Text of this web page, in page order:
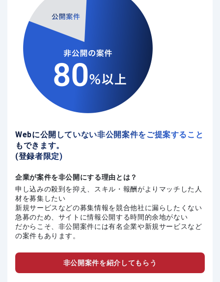
Webに公開していない非公開案件をご提案すること
もできます。
(登録者限定)
企業が案件を非公開にする理由とは？
申し込みの殺到を抑え、スキル・報酬がよりマッチした人
材を募集したい
新規サービスなどの募集情報を競合他社に漏らしたくない
急募のため、サイトに情報公開する時間的余地がない
だからこそ、非公開案件には有名企業や新規サービスなど
の案件もあります。
非公開案件を紹介してもらう